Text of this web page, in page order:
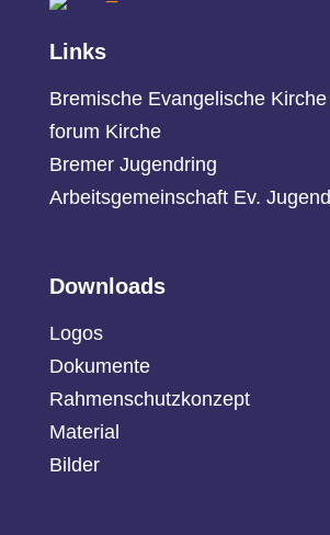
Links
Bremische Evangelische Kirche
forum Kirche
Bremer Jugendring
Arbeitsgemeinschaft Ev. Jugend
Downloads
Logos
Dokumente
Rahmenschutzkonzept
Material
Bilder